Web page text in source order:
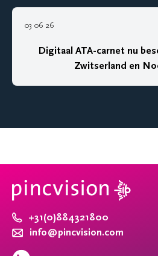
03 06 26
Digitaal ATA-carnet nu
Zwitserland en
+31(0)884321800
info@pincvision.com